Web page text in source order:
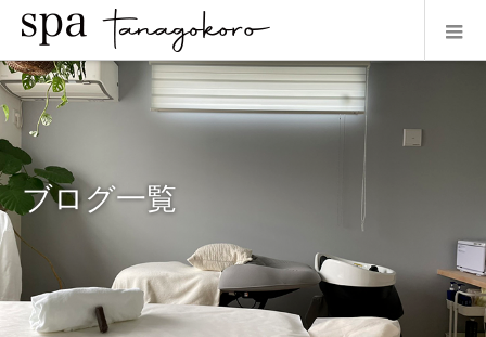
ブログ一覧